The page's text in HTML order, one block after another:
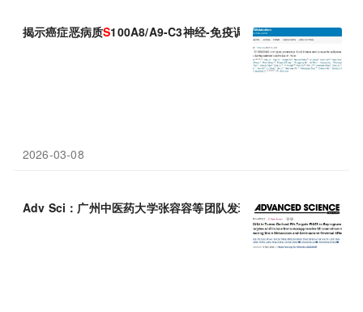
揭示癌症恶病质S100A8/A9-C3神经-免疫调控新机制
2026-03-08
Adv Sci：广州中医药大学张容容等团队发现外泌体携带蛋白S